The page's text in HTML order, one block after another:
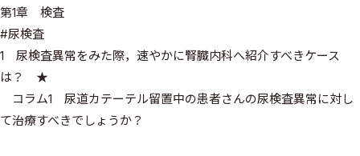
第1章 検査
#尿検査
1 尿検査異常をみた際，速やかに腎臓内科へ紹介すべきケース
は？ ★
コラム1 尿道カテーテル留置中の患者さんの尿検査異常に対し
て治療すべきでしょうか？